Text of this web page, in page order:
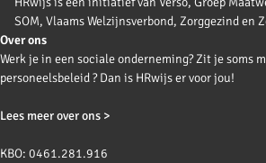
SOM, Vlaams Welzijnsverbond, Zorggezind en
Over ons
Werk je in een sociale onderneming? Zit je soms
personeelsbeleid ? Dan is HRwijs er voor jou!
Lees meer over ons >
KBO: 0461.281.916